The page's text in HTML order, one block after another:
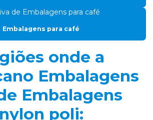
para vácuo
congelados
Embalagens para café
onde a
Embalagens
Embalagens
nylon poli: